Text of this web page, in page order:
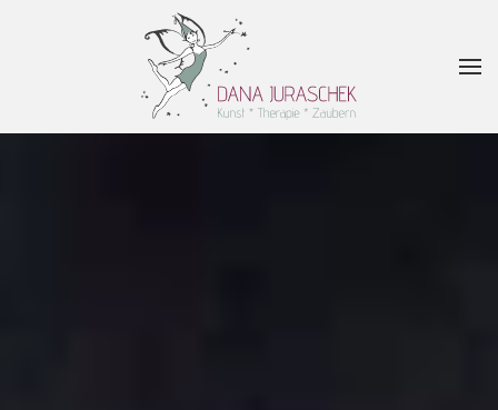
Zum Hauptinhalt springen